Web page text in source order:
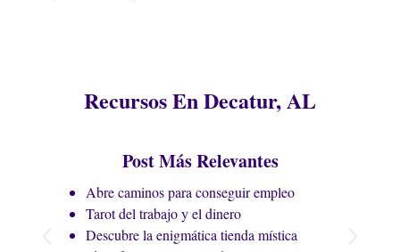
Atendemos en Decatur con consultas a orishas,
protección, prosperidad, uniones, limpiezas y
Espirituales realiza ofrendas correctas, fechas de poder
En Decatur mejora cohesión y frena envidias con
respeto ancestral.
¿Cómo proteger mi hogar de energías negativas?
Recursos En Decatur, AL
Post Más Relevantes
Abre caminos para conseguir empleo
Tarot del trabajo y el dinero
Descubre la enigmática tienda mística